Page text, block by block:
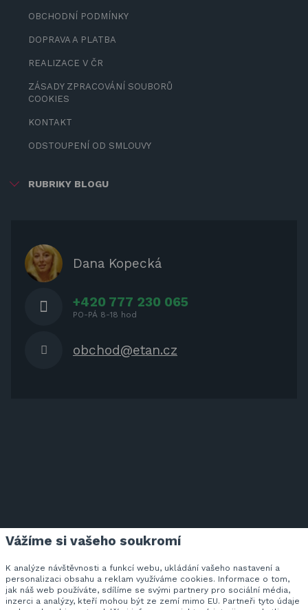
OBCHODNÍ PODMÍNKY
DOPRAVA A PLATBA
REALIZACE V ČR
ZÁSADY ZPRACOVÁNÍ SOUBORŮ
COOKIES
KONTAKT
ODSTOUPENÍ OD SMLOUVY
RUBRIKY BLOGU
OCHRANNÉ KRYTY NA ZAHRADNÍ
NÁBYTEK
Dana Kopecká
+420 777 230 065
PO-PÁ 8-18 hod
obchod@etan.cz
Veškeré ceny zahrnují DPH v zákonem stanovené výši.
Vážíme si vašeho soukromí
K analýze návštěvnosti a funkcí webu, ukládání vašeho nastavení a
personalizaci obsahu a reklam využíváme cookies. Informace o tom,
jak náš web používáte, sdílíme se svými partnery pro sociální média,
inzerci a analýzy, kteří mohou být ze zemí mimo EU. Partneři tyto údaje